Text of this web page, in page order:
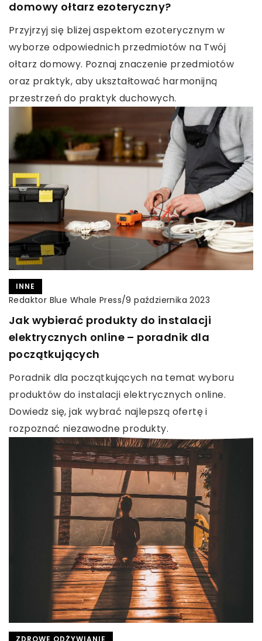
domowy ołtarz ezoteryczny?
Przyjrzyj się bliżej aspektom ezoterycznym w
wyborze odpowiednich przedmiotów na Twój
ołtarz domowy. Poznaj znaczenie przedmiotów
oraz praktyk, aby ukształtować harmonijną
przestrzeń do praktyk duchowych.
INNE
Redaktor Blue Whale Press/9 października 2023
Jak wybierać produkty do instalacji
elektrycznych online – poradnik dla
początkujących
Poradnik dla początkujących na temat wyboru
produktów do instalacji elektrycznych online.
Dowiedz się, jak wybrać najlepszą ofertę i
rozpoznać niezawodne produkty.